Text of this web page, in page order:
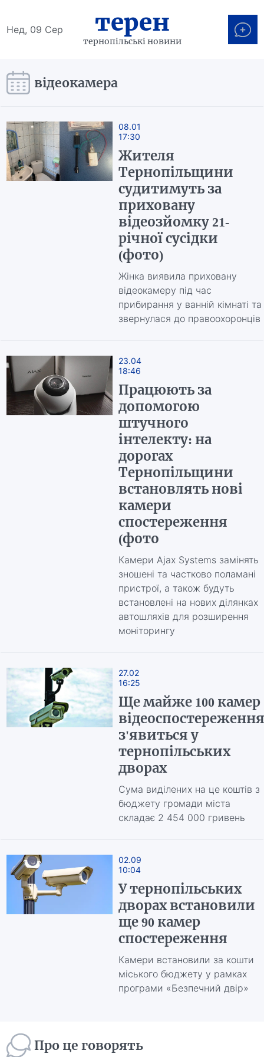
Нед, 09 Сер терен
тернопільські новини
відеокамера
08.01
17:30
Жителя
Тернопільщини
судитимуть за
приховану
відеозйомку 21-
річної сусідки
(фото)
Жінка виявила приховану
відеокамеру під час
прибирання у ванній кімнаті та
звернулася до правоохоронців
23.04
18:46
Працюють за
допомогою
штучного
інтелекту: на
дорогах
Тернопільщини
встановлять нові
камери
спостереження
(фото
Камери Ajax Systems замінять
зношені та частково поламані
пристрої, а також будуть
встановлені на нових ділянках
автошляхів для розширення
моніторингу
27.02
16:25
Ще майже 100 камер
відеоспостереження
з'явиться у
тернопільських
дворах
Сума виділених на це коштів з
бюджету громади міста
складає 2 454 000 гривень
02.09
10:04
У тернопільських
дворах встановили
ще 90 камер
спостереження
Камери встановили за кошти
міського бюджету у рамках
програми «Безпечний двір»
Про це говорять